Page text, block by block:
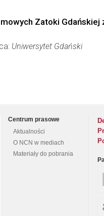
Zatoki Gdańskiej
Uniwersytet Gdański
Centrum prasowe
Aktualności
O NCN w mediach
Materiały do pobrania